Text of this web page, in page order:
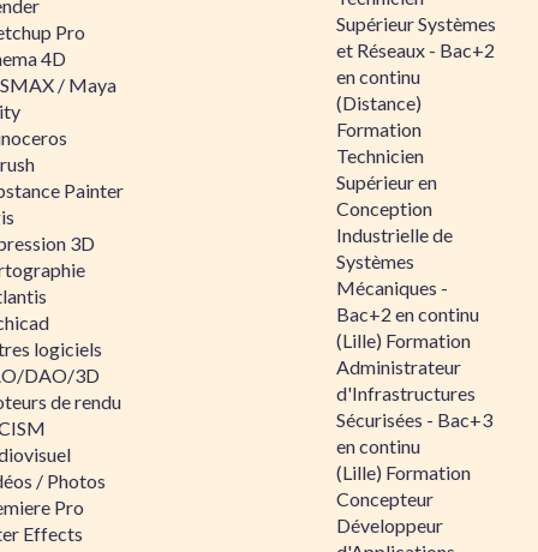
Pro
4D
/ Maya
Painter
3D
logiciels
DAO/3D
de rendu
/ Photos
Pro
Effects
Supérieur Systèmes
et Réseaux - Bac+2
en continu
(Distance)
Formation
Technicien
Supérieur en
Conception
Industrielle de
Systèmes
Mécaniques -
Bac+2 en continu
(Lille) Formation
Administrateur
d'Infrastructures
Sécurisées - Bac+3
en continu
(Lille) Formation
Concepteur
Développeur